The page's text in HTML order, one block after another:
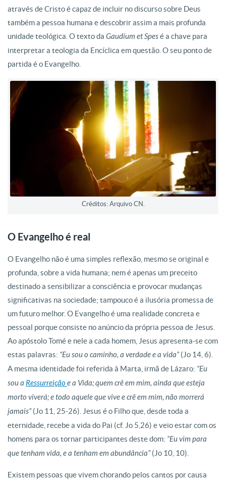
através de Cristo é capaz de incluir no discurso sobre Deus
também a pessoa humana e descobrir assim a mais profunda
unidade teológica. O texto da Gaudium et Spesé a chave para
interpretar a teologia da Encíclica em questão. O seu ponto de
partida é o Evangelho.
Créditos: Arquivo CN.
O Evangelho é real
O Evangelho não é uma simples reflexão, mesmo se original e
profunda, sobre a vida humana; nem é apenas um preceito
destinado a sensibilizar a consciência e provocar mudanças
significativas na sociedade; tampouco é a ilusória promessa de
um futuro melhor. O Evangelho é uma realidade concreta e
pessoal porque consiste no anúncio da própria pessoa de Jesus.
Ao apóstolo Tomé e nele a cada homem, Jesus apresenta-se com
estas palavras: “Eu sou o caminho, a verdade e a vida”(Jo 14, 6).
A mesma identidade foi referida à Marta, irmã de Lázaro: “Eu
sou a Ressurreiçãoe a Vida; quem crê em mim, ainda que esteja
morto viverá; e todo aquele que vive e crê em mim, não morrerá
jamais”(Jo 11, 25-26). Jesus é o Filho que, desde toda a
eternidade, recebe a vida do Pai (cf. Jo 5,26) e veio estar com os
homens para os tornar participantes deste dom: “Eu vim para
que tenham vida, e a tenham em abundância”(Jo 10, 10).
Existem pessoas que vivem chorando pelos cantos por causa